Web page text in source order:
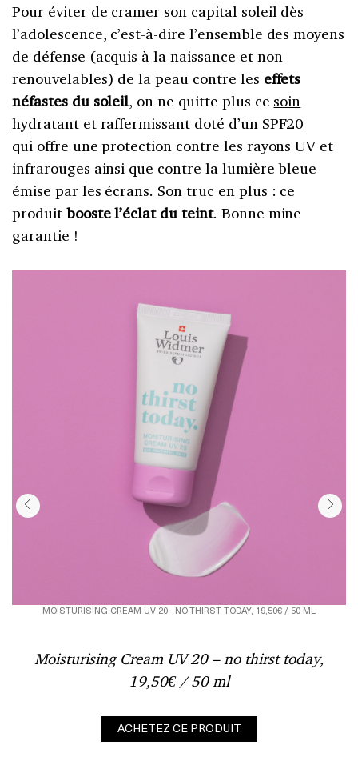
Pour éviter de cramer son capital soleil dès
l’adolescence, c’est-à-dire l’ensemble des moyens
de défense (acquis à la naissance et non-
renouvelables) de la peau contre les effets
néfastes du soleil, on ne quitte plus ce soin
hydratant et raffermissant doté d’un SPF20
qui offre une protection contre les rayons UV et
infrarouges ainsi que contre la lumière bleue
émise par les écrans. Son truc en plus : ce
produit booste l’éclat du teint. Bonne mine
garantie !
MOISTURISING CREAM UV 20 - NO THIRST TODAY, 19,50€ / 50 ML
Moisturising Cream UV 20 – no thirst today,
19,50€ / 50 ml
ACHETEZ CE PRODUIT